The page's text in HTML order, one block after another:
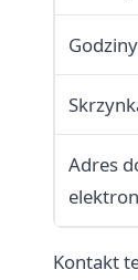
Adres
Kontakt